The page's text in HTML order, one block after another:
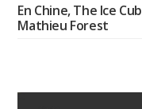
En Chine, The Ice
Mathieu Forest